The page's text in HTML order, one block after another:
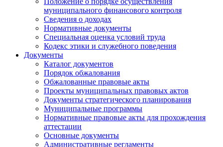
муниципального финансового контроля
Сведения о доходах
Нормативные документы
Специальная оценка условий труда
Кодекс этики и служебного поведения
Документы
Каталог документов
Порядок обжалования
Обжалованные правовые акты
Проекты муниципальных правовых актов
Документы стратегического планирования
Муниципальные программы
Нормативные правовые акты для прохождения
аттестации
Основные документы
Административные регламенты